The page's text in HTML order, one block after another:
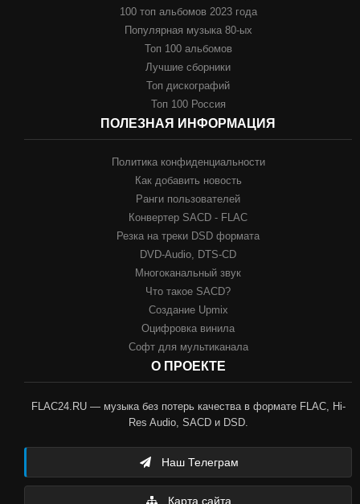
100 топ альбомов 2023 года
Популярная музыка 80-ых
Топ 100 альбомов
Лучшие сборники
Топ дискографий
Топ 100 Россия
ПОЛЕЗНАЯ ИНФОРМАЦИЯ
Политика конфиденциальности
Как добавить новость
Ранги пользователей
Конвертер SACD - FLAC
Резка на треки DSD формата
DVD-Audio, DTS-CD
Многоканальный звук
Что такое SACD?
Создание Upmix
Оцифровка винила
Софт для мультиканала
О ПРОЕКТЕ
FLAC24.RU — музыка без потерь качества в формате FLAC, Hi-
Res Audio, SACD и DSD.
Наш Телеграм
Карта сайта